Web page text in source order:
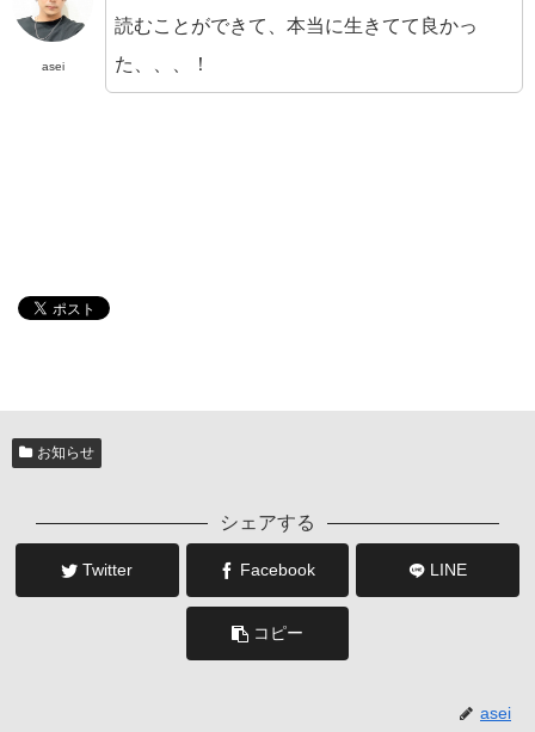
asei
読むことができて、本当に生きてて良かっ
た、、、！
お知らせ
シェアする
Twitter Facebook LINE
コピー
asei